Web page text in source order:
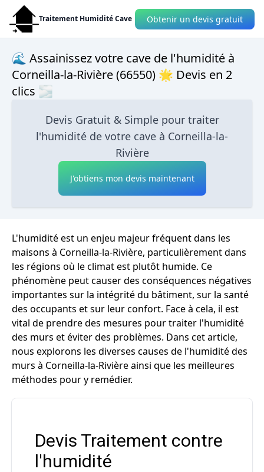
Traitement Humidité Cave Obtenir un devis gratuit
🌊 Assainissez votre cave de l'humidité à
Corneilla-la-Rivière (66550) 🌟 Devis en 2
clics 🌫
Devis Gratuit & Simple pour traiter
l'humidité de votre cave à Corneilla-la-
Rivière
J'obtiens mon devis maintenant
L'humidité est un enjeu majeur fréquent dans les
maisons à Corneilla-la-Rivière, particulièrement dans
les régions où le climat est plutôt humide. Ce
phénomène peut causer des conséquences négatives
importantes sur la intégrité du bâtiment, sur la santé
des occupants et sur leur confort. Face à cela, il est
vital de prendre des mesures pour traiter l'humidité
des murs et éviter des problèmes. Dans cet article,
nous explorons les diverses causes de l'humidité des
murs à Corneilla-la-Rivière ainsi que les meilleures
méthodes pour y remédier.
Devis Traitement contre
l'humidité